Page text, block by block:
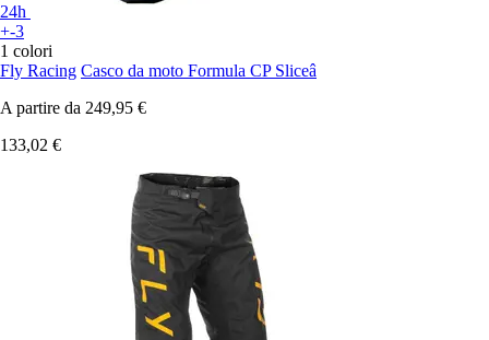
24h
+-3
1 colori
Fly Racing Casco da moto Formula CP Sliceâ
A partire da 249,95 €
133,02 €